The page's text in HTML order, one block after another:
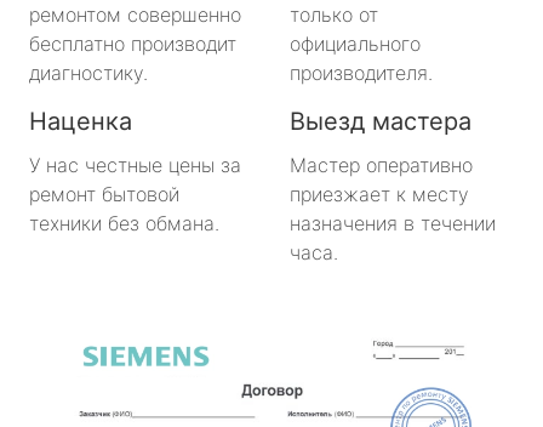
ремонтом совершенно
бесплатно производит
диагностику.
только от
официального
производителя.
Наценка
У нас честные цены за
ремонт бытовой
техники без обмана.
Выезд мастера
Мастер оперативно
приезжает к месту
назначения в течении
часа.